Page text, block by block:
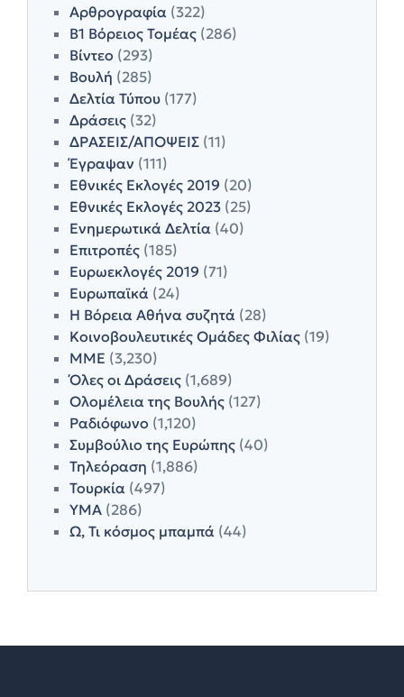
Αρθρογραφία (322)
Β1 Βόρειος Τομέας (286)
Βίντεο (293)
Βουλή (285)
Δελτία Τύπου (177)
Δράσεις (32)
ΔΡΑΣΕΙΣ/ΑΠΟΨΕΙΣ (11)
Έγραψαν (111)
Εθνικές Εκλογές 2019 (20)
Εθνικές Εκλογές 2023 (25)
Ενημερωτικά Δελτία (40)
Επιτροπές (185)
Ευρωεκλογές 2019 (71)
Ευρωπαϊκά (24)
Η Βόρεια Αθήνα συζητά (28)
Κοινοβουλευτικές Ομάδες Φιλίας (19)
ΜΜΕ (3,230)
Όλες οι Δράσεις (1,689)
Ολομέλεια της Βουλής (127)
Ραδιόφωνο (1,120)
Συμβούλιο της Ευρώπης (40)
Τηλεόραση (1,886)
Τουρκία (497)
ΥΜΑ (286)
Ω, Τι κόσμος μπαμπά (44)